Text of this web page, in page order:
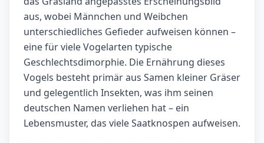
aus, wobei Männchen und Weibchen
unterschiedliches Gefieder aufweisen können –
eine für viele Vogelarten typische
Geschlechtsdimorphie. Die Ernährung dieses
Vogels besteht primär aus Samen kleiner Gräser
und gelegentlich Insekten, was ihm seinen
deutschen Namen verliehen hat – ein
Lebensmuster, das viele Saatknospen aufweisen.